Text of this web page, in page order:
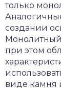
только
создании
Монолитный
при этом
виде камня